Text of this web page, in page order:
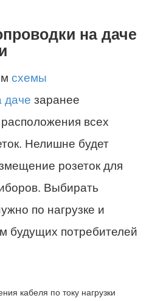
на даче
схемы
даче заранее
всех
Нелишне будет
розеток для
Выбирать
по нагрузке и
будущих потребителей
кабеля по току нагрузки